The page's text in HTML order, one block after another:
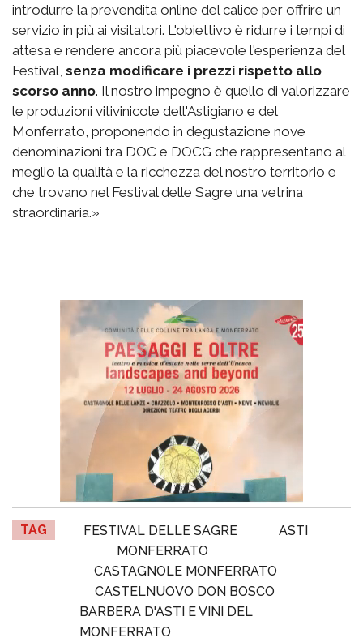
introdurre la prevendita online del calice per offrire un
servizio in più ai visitatori. L'obiettivo è ridurre i tempi di
attesa e rendere ancora più piacevole l'esperienza del
Festival, senza modificare i prezzi rispetto allo
scorso anno. Il nostro impegno è quello di valorizzare
le produzioni vitivinicole dell'Astigiano e del
Monferrato, proponendo in degustazione nove
denominazioni tra DOC e DOCG che rappresentano al
meglio la qualità e la ricchezza del nostro territorio e
che trovano nel Festival delle Sagre una vetrina
straordinaria.»
TAG FESTIVAL DELLE SAGRE
ASTI
MONFERRATO
CASTAGNOLE MONFERRATO
CASTELNUOVO DON BOSCO
BARBERA D'ASTI E VINI DEL
MONFERRATO